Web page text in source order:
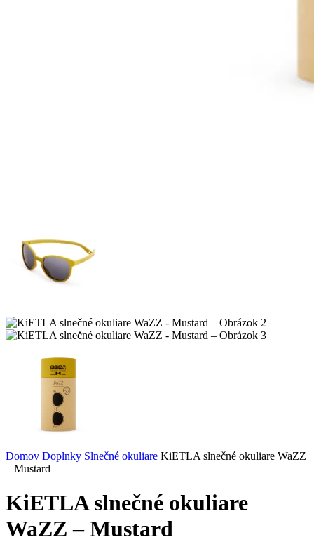
Domov Doplnky Slnečné okuliare KiETLA slnečné okuliare WaZZ
– Mustard
KiETLA slnečné okuliare
WaZZ – Mustard